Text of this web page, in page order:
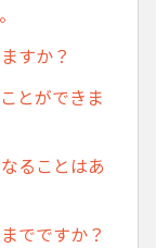
すか？
とができま
ることはあ
でですか？